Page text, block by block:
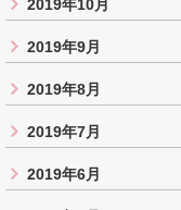
2019年10月
2019年9月
2019年8月
2019年7月
2019年6月